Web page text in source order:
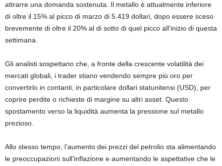
attrarre una domanda sostenuta. Il metallo è attualmente inferiore
di oltre il 15% al ​​picco di marzo di 5.419 dollari, dopo essere sceso
brevemente di oltre il 20% al di sotto di quel picco all’inizio di questa
settimana.
Gli analisti sospettano che, a fronte della crescente volatilità dei
mercati globali, i trader stiano vendendo sempre più oro per
convertirlo in contanti, in particolare dollari statunitensi (USD), per
coprire perdite o richieste di margine su altri asset. Questo
spostamento verso la liquidità aumenta la pressione sul metallo
prezioso.
Allo stesso tempo, l’aumento dei prezzi del petrolio sta alimentando
le preoccupazioni sull’inflazione e aumentando le aspettative che le